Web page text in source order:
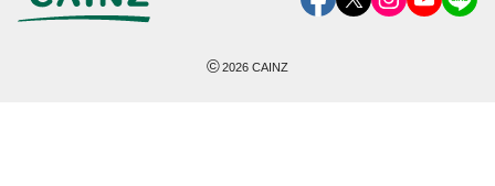
©2026 CAINZ